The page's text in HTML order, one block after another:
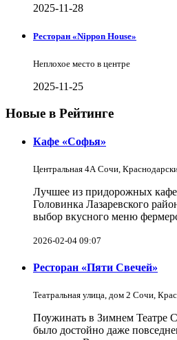
2025-11-28
Ресторан «Nippon House»
Неплохое место в центре
2025-11-25
Новые в Рейтинге
Кафе «Софья»
Центральная 4А Сочи,
Лучшее из придорожных кафе
Головинка Лазаревского
выбор вкусного меню
2026-02-04 09:07
Ресторан «Пяти Свечей»
Театральная улица, дом 2 Сочи,
Поужинать в Зимнем Театре
было достойно даже